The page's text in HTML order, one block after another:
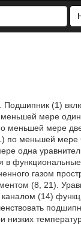
(1)
мере
меньшей мере
по меньшей
одна
в
газом
(8, 21).
(14)
низких